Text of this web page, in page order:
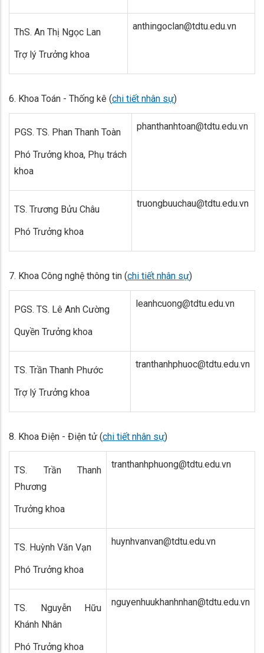
ThS. An Thị Ngọc Lan
Trợ lý Trưởng khoa
anthingoclan@tdtu.edu.vn
6. Khoa Toán - Thống kê (chi tiết nhân sự)
PGS. TS. Phan Thanh Toàn
Phó Trưởng khoa, Phụ trách
khoa
phanthanhtoan@tdtu.edu.vn
TS. Trương Bửu Châu
Phó Trưởng khoa
truongbuuchau@tdtu.edu.vn
7. Khoa Công nghệ thông tin (chi tiết nhân sự)
PGS. TS. Lê Anh Cường
Quyền Trưởng khoa
leanhcuong@tdtu.edu.vn
TS. Trần Thanh Phước
Trợ lý Trưởng khoa
tranthanhphuoc@tdtu.edu.vn
8. Khoa Điện - Điện tử (chi tiết nhân sự)
TS. Trần Thanh
Phương
Trưởng khoa
tranthanhphuong@tdtu.edu.vn
TS. Huỳnh Văn Vạn
Phó Trưởng khoa
huynhvanvan@tdtu.edu.vn
TS. Nguyễn Hữu
Khánh Nhân
Phó Trưởng khoa
nguyenhuukhanhnhan@tdtu.edu.vn